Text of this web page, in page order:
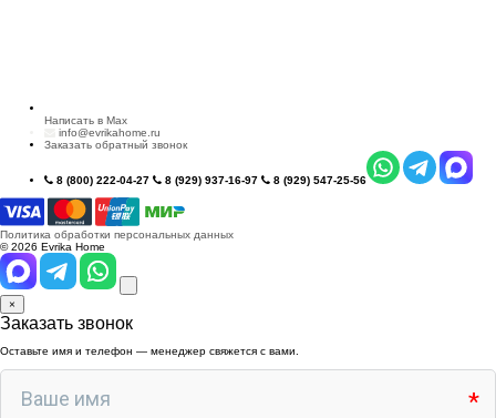
Написать в Max
info@evrikahome.ru
Заказать обратный звонок
8 (800) 222-04-27 8 (929) 937-16-97 8 (929) 547-25-56
Политика обработки персональных данных
© 2026 Evrika Home
×
Заказать звонок
Оставьте имя и телефон — менеджер свяжется с вами.